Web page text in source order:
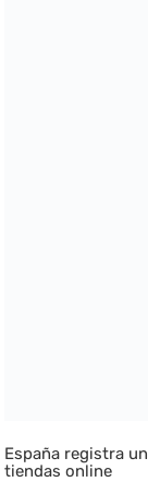
España registra
tiendas online